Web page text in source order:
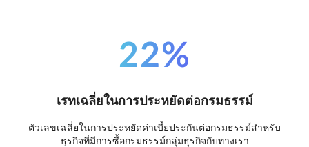
22%
เรทเฉลี่ยในการประหยัดต่อกรมธรรม์
ตัวเลขเฉลี่ยในการประหยัดค่าเบี้ยประกันต่อกรมธรรม์สำหรับ
ธุรกิจที่มีการซื้อกรมธรรม์กลุ่มธุรกิจกับทางเรา